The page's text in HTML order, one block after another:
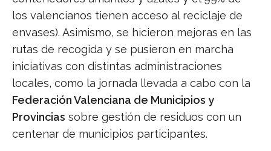
los valencianos tienen acceso al reciclaje de
envases). Asimismo, se hicieron mejoras en las
rutas de recogida y se pusieron en marcha
iniciativas con distintas administraciones
locales, como la jornada llevada a cabo con la
Federación Valenciana de Municipios y
Provincias sobre gestión de residuos con un
centenar de municipios participantes.